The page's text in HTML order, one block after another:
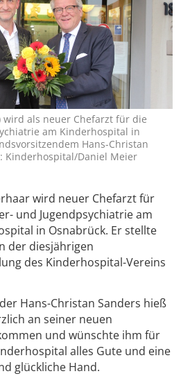
wird als neuer Chefarzt für die
am Kinderhospital in
Hans-Christan
Kinderhospital/Daniel Meier
wird neuer Chefarzt für
und Jugendpsychiatrie am
in Osnabrück. Er stellte
der diesjährigen
des Kinderhospital-Vereins
Hans-Christan Sanders hieß
an seiner neuen
und wünschte ihm für
alles Gute und eine
glückliche Hand.